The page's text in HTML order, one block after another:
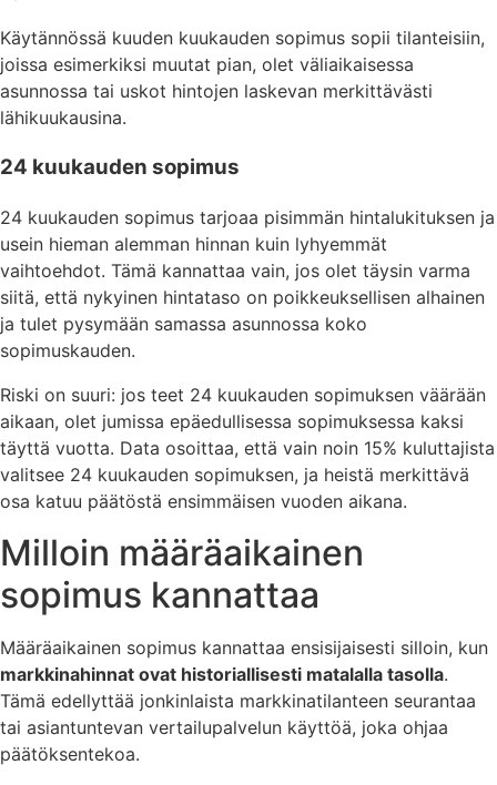
Käytännössä kuuden kuukauden sopimus sopii tilanteisiin,
joissa esimerkiksi muutat pian, olet väliaikaisessa
asunnossa tai uskot hintojen laskevan merkittävästi
lähikuukausina.
24 kuukauden sopimus
24 kuukauden sopimus tarjoaa pisimmän hintalukituksen ja
usein hieman alemman hinnan kuin lyhyemmät
vaihtoehdot. Tämä kannattaa vain, jos olet täysin varma
siitä, että nykyinen hintataso on poikkeuksellisen alhainen
ja tulet pysymään samassa asunnossa koko
sopimuskauden.
Riski on suuri: jos teet 24 kuukauden sopimuksen väärään
aikaan, olet jumissa epäedullisessa sopimuksessa kaksi
täyttä vuotta. Data osoittaa, että vain noin 15% kuluttajista
valitsee 24 kuukauden sopimuksen, ja heistä merkittävä
osa katuu päätöstä ensimmäisen vuoden aikana.
Milloin määräaikainen
sopimus kannattaa
Määräaikainen sopimus kannattaa ensisijaisesti silloin, kun
markkinahinnat ovat historiallisesti matalalla tasolla.
Tämä edellyttää jonkinlaista markkinatilanteen seurantaa
tai asiantuntevan vertailupalvelun käyttöä, joka ohjaa
päätöksentekoa.